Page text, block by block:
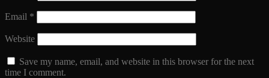
Email *
Website
Save my name, email, and website in this browser for the next
time I comment.